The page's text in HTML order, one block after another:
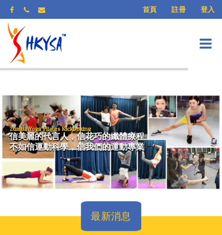
首頁 註冊 登入
Zumba Yoga Pilates Kickboxing
信美麗的代言人，信花巧的纖體療程
不如信運動科學，信我們的運動專業
最新消息